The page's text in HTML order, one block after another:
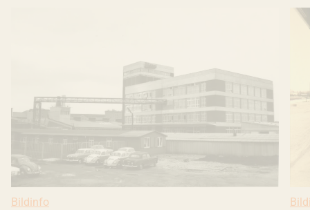
Bildinfo: Steg zwischen WERK3 B und Halle A zum Abfüllen
Bildinfo